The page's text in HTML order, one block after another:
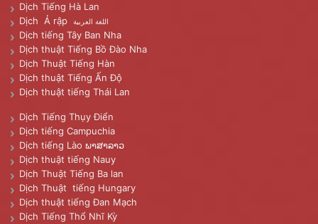
Dịch Tiếng Hà Lan
Dịch Ả rập
اللغة العربية
Dịch tiếng Tây Ban Nha
Dịch thuật Tiếng Bồ Đào Nha
Dịch Thuật Tiếng Hàn
Dịch thuật Tiếng Ấn Độ
Dịch thuật tiếng Thái Lan
Dịch Tiếng Thụy Điển
Dịch tiếng Campuchia
Dịch tiếng Lào ພາສາລາວ
Dịch thuật tiếng Nauy
Dịch Thuật Tiếng Ba lan
Dịch Thuật tiếng Hungary
Dịch thuật tiếng Đan Mạch
Dịch Tiếng Thổ Nhĩ Kỳ